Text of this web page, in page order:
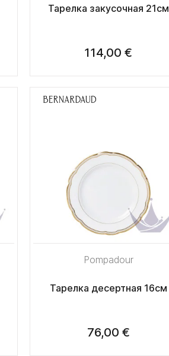
Тарелка закусочная 21см
114,00 €
Pompadour
Тарелка десертная 16см
76,00 €